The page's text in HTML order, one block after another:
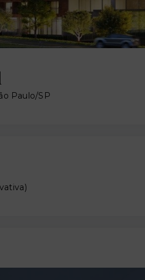
Paulo/SP
)